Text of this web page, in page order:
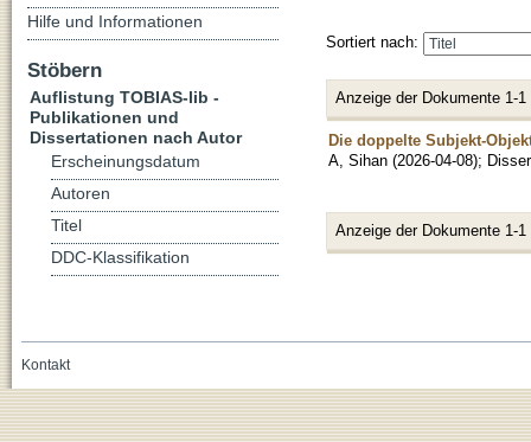
Sortiert nach:
Anzeige der Dokumente 1-1
Die doppelte Subjekt-
A, Sihan (2026-04-08);
Anzeige der Dokumente 1-1
Hilfe und Informationen
Stöbern
Auflistung TOBIAS-lib -
Publikationen und
Dissertationen nach Autor
Erscheinungsdatum
Autoren
Titel
DDC-Klassifikation
Kontakt